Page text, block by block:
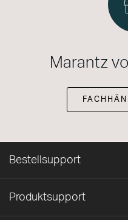
Marantz
Bestellsupport
Produktsupport